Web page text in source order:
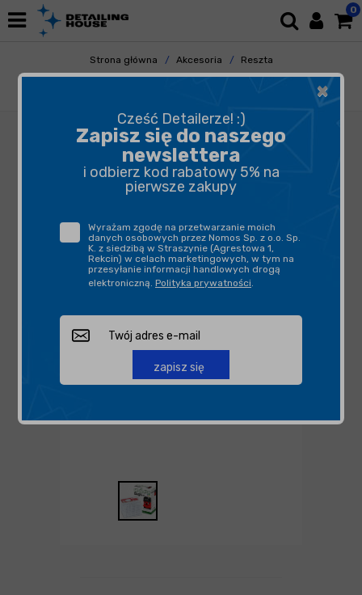
0
Strona główna Akcesoria
Reszta
Odkurzacze/odkurzacze piorące/akcesoria
×
Cześć Detailerze! :)
Zapisz się do naszego
newslettera
i odbierz kod rabatowy 5% na
pierwsze zakupy
Wyrażam zgodę na przetwarzanie moich
danych osobowych przez Nomos Sp. z o.o. Sp.
K. z siedzibą w Straszynie (Agrestowa 1,
Rekcin) w celach marketingowych, w tym na
przesyłanie informacji handlowych drogą
elektroniczną. Polityka prywatności.
zapisz się